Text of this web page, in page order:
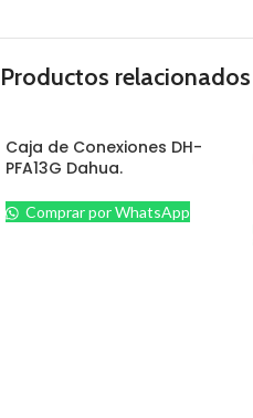
Productos relacionados
Caja de Conexiones DH-
PFA13G Dahua.
Comprar por WhatsApp